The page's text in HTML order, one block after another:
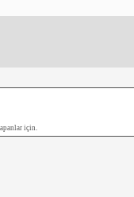
için.